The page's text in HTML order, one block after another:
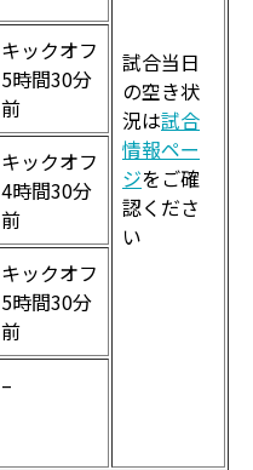
試合当日
の空き状
況は試合
情報ペー
ジをご確
認くださ
い
キックオフ
5時間30分
前
キックオフ
4時間30分
前
キックオフ
5時間30分
前
–